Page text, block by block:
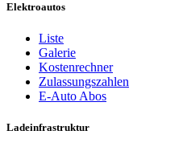
Elektroautos
Liste
Galerie
Kostenrechner
Zulassungszahlen
E-Auto Abos
Ladeinfrastruktur